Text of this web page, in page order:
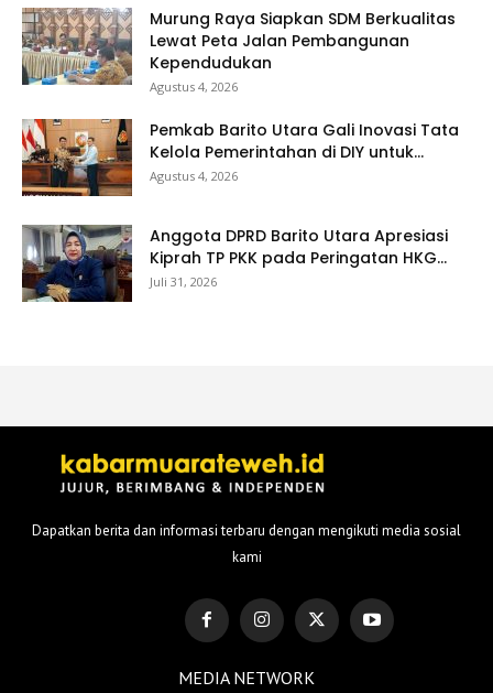
Murung Raya Siapkan SDM Berkualitas
Lewat Peta Jalan Pembangunan
Kependudukan
Agustus 4, 2026
Pemkab Barito Utara Gali Inovasi Tata
Kelola Pemerintahan di DIY untuk...
Agustus 4, 2026
Anggota DPRD Barito Utara Apresiasi
Kiprah TP PKK pada Peringatan HKG...
Juli 31, 2026
Dapatkan berita dan informasi terbaru dengan mengikuti media sosial
kami
MEDIA NETWORK